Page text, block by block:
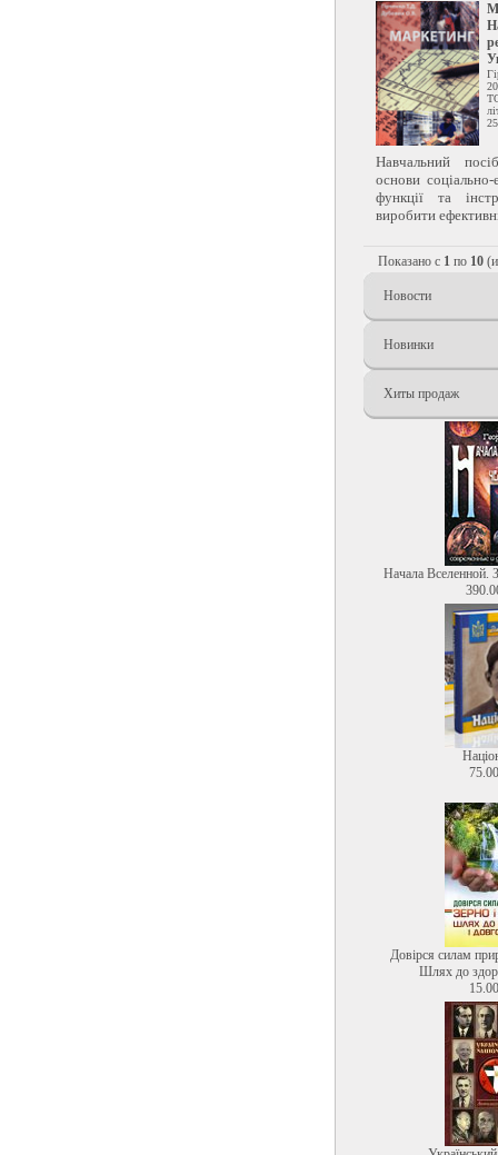
Навчальний
основи
функції та
виробити
Показано с 1 по 10
Новости
Новинки
Хиты продаж
Начала Вселенной.
Довірся силам
Шлях до